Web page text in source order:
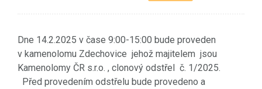
Dne 14.2.2025 v čase 9:00-15:00 bude proveden
v kamenolomu Zdechovice jehož majitelem jsou
Kamenolomy ČR s.r.o. , clonový odstřel č. 1/2025.
Před provedením odstřelu bude provedeno a